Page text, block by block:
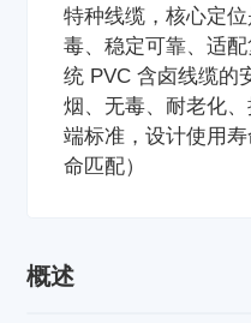
特种线缆，核心定
毒、稳定可靠、适
统 PVC 含卤线缆的
烟、无毒、耐老化
端标准，设计使用
命匹配）
概述